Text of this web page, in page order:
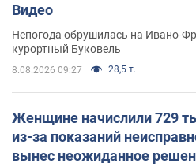
Видео
Непогода обрушилась на Ивано-
курортный Буковель
8.08.2026 09:27 28,5 т.
Женщине начислили 729
из-за показаний
вынес неожиданное